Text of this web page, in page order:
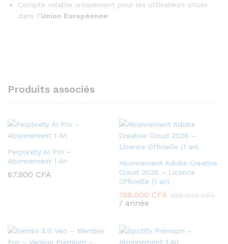
Compte valable uniquement pour les utilisateurs situés
dans l’Union Européenne
Produits associés
Perplexity AI Pro –
Abonnement 1 An
67.900 CFA
Abonnement Adobe Creative
Cloud 2026 – Licence
Officielle (1 an)
198.000 CFA 398.000CFA
/ année